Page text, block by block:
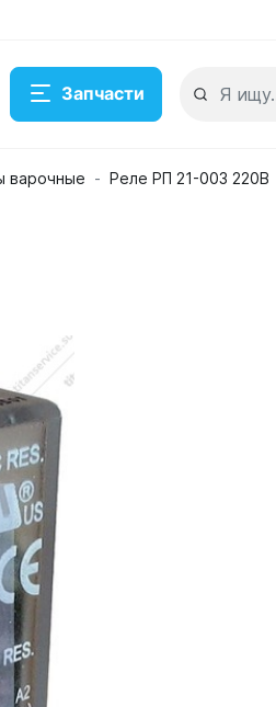
Запчасти
варочные Реле РП 21-003 220В